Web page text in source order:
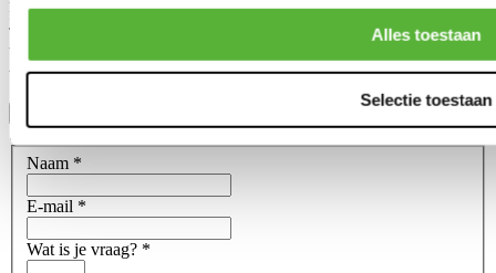
Alles toestaan
Selectie toestaan
finish and durability of the product.
This does not mean that the Tuner-line products are ''bad quality''
but are in general an affordable alternative for those who don't need
the high grade of the Pro-Line products.
Stel een vraag over dit product
Naam *
E-mail *
Wat is je vraag? *